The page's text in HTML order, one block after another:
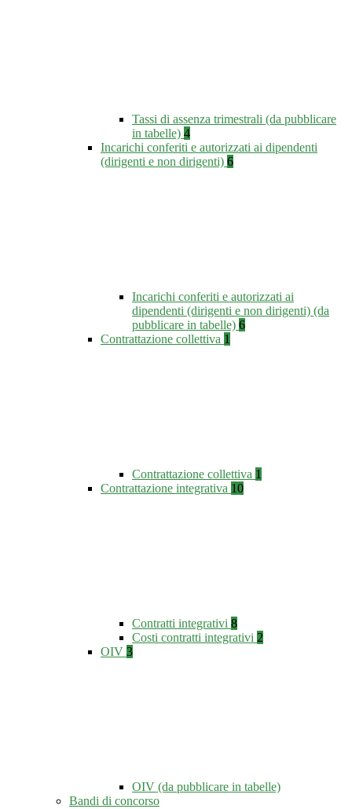
Tassi di assenza trimestrali (da pubblicare
in tabelle) 4
Incarichi conferiti e autorizzati ai dipendenti
(dirigenti e non dirigenti) 6
Incarichi conferiti e autorizzati ai
dipendenti (dirigenti e non dirigenti) (da
pubblicare in tabelle) 6
Contrattazione collettiva 1
Contrattazione collettiva 1
Contrattazione integrativa 10
Contratti integrativi 8
Costi contratti integrativi 2
OIV 3
OIV (da pubblicare in tabelle)
Bandi di concorso